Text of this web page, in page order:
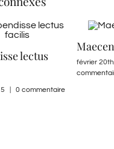
lectus
0 commentaire
février